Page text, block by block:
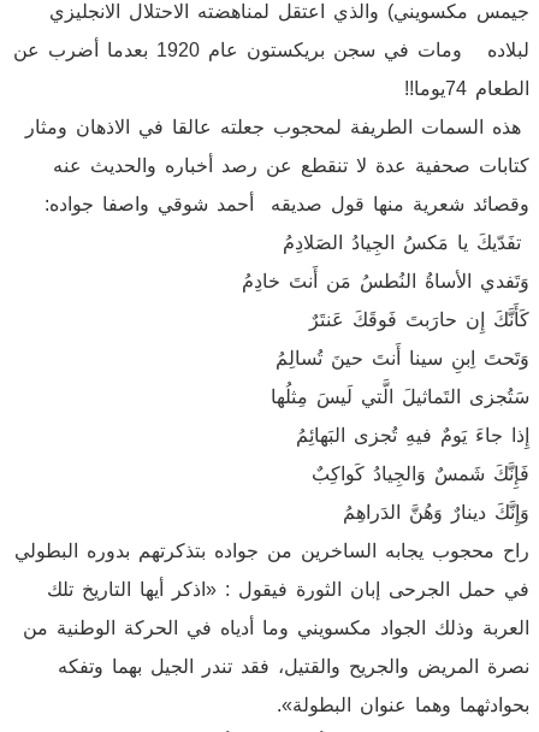
جيمس مكسويني) والذي اعتقل لمناهضته الاحتلال الانجليزي
لبلاده ومات في سجن بريكستون عام 1920 بعدما أضرب عن
الطعام 74يوما!!
هذه السمات الطريفة لمحجوب جعلته عالقا في الاذهان ومثار
كتابات صحفية عدة لا تنقطع عن رصد أخباره والحديث عنه
وقصائد شعرية منها قول صديقه أحمد شوقي واصفا جواده:
تفَدّيكَ يا مَكسُ الجِيادُ الصَلادِمُ
وَتَفدي الأساةُ النُطسُ مَن أَنتَ خادِمُ
كَأَنَّكَ إِن حارَبتَ فَوقَكَ عَنتَرٌ
وَتَحتَ اِبنِ سينا أَنتَ حينَ تُسالِمُ
سَتُجزى التَماثيلَ الَّتي لَيسَ مِثلُها
إِذا جاءَ يَومٌ فيهِ تُجزى البَهائِمُ
فَإِنَّكَ شَمسٌ وَالجِيادُ كَواكِبٌ
وَإِنَّكَ دينارٌ وَهُنَّ الدَراهِمُ
راح محجوب يجابه الساخرين من جواده بتذكرتهم بدوره البطولي
في حمل الجرحى إبان الثورة فيقول : «اذكر أيها التاريخ تلك
العربة وذلك الجواد مكسويني وما أدياه في الحركة الوطنية من
نصرة المريض والجريح والقتيل، فقد تندر الجيل بهما وتفكه
بحوادثهما وهما عنوان البطولة».